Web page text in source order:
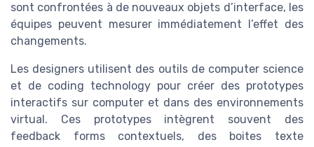
sont confrontées à de nouveaux objets d’interface, les
équipes peuvent mesurer immédiatement l’effet des
changements.
Les designers utilisent des outils de computer science
et de coding technology pour créer des prototypes
interactifs sur computer et dans des environnements
virtual. Ces prototypes intègrent souvent des
feedback forms contextuels, des boites texte